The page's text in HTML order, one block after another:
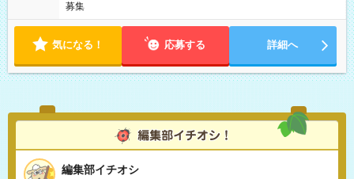
募集
気になる！ 応募する 詳細へ
編集部イチオシ